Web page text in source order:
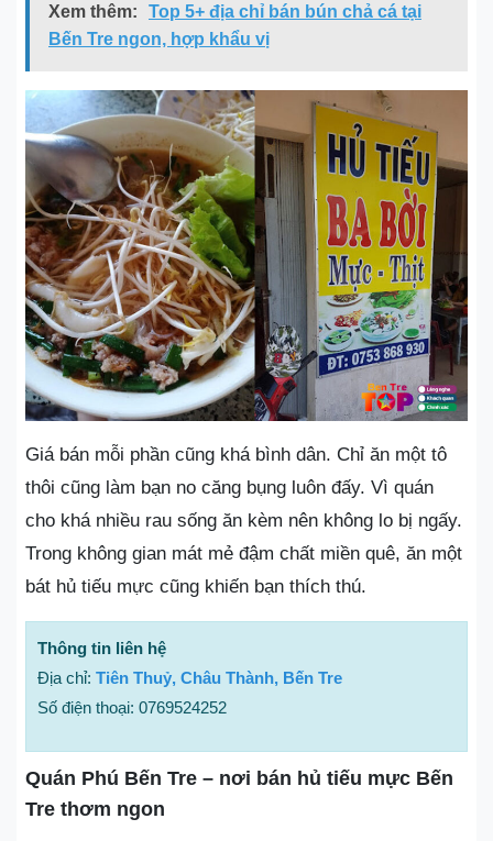
Xem thêm:
Top 5+ địa chỉ bán bún chả cá tại
Bến Tre ngon, hợp khẩu vị
Giá bán mỗi phần cũng khá bình dân. Chỉ ăn một tô
thôi cũng làm bạn no căng bụng luôn đấy. Vì quán
cho khá nhiều rau sống ăn kèm nên không lo bị ngấy.
Trong không gian mát mẻ đậm chất miền quê, ăn một
bát hủ tiếu mực cũng khiến bạn thích thú.
Thông tin liên hệ
Địa chỉ: Tiên Thuỷ, Châu Thành, Bến Tre
Số điện thoại: 0769524252
Quán Phú Bến Tre – nơi bán hủ tiếu mực Bến
Tre thơm ngon